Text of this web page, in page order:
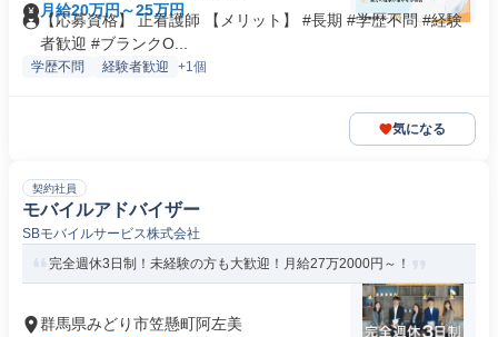
月給20万円～25万円
【応募資格】 正看護師 【メリット】 #長期 #学歴不問 #経験
者歓迎 #ブランクO...
学歴不問 経験者歓迎 +1個
気になる
契約社員
モバイルアドバイザー
SBモバイルサービス株式会社
完全週休3日制！未経験の方も大歓迎！月給27万2000円～！
群馬県みどり市笠懸町阿左美